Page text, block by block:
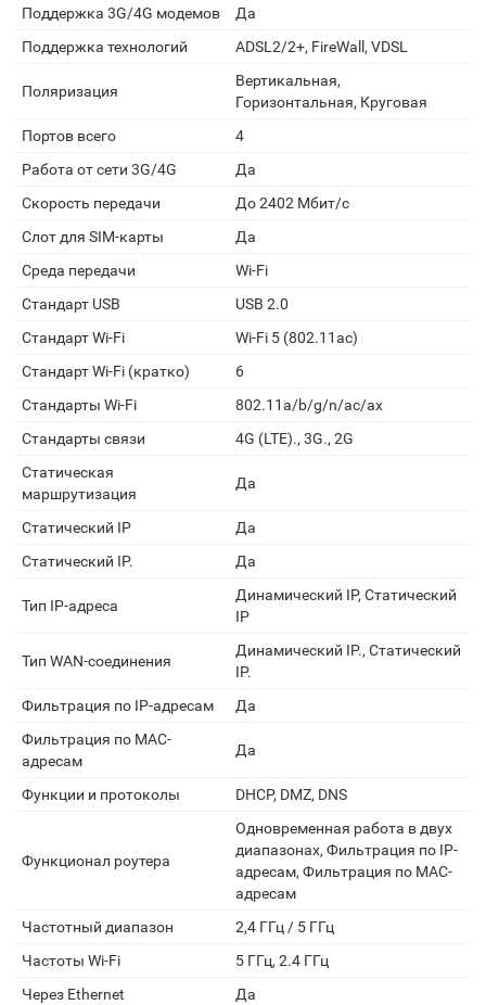
Поддержка 3G/4G модемов
Да
Поддержка технологий
ADSL2/2+, FireWall, VDSL
Поляризация
Вертикальная,
Горизонтальная, Круговая
Портов всего
4
Работа от сети 3G/4G
Да
Скорость передачи
До 2402 Мбит/с
Слот для SIM-карты
Да
Среда передачи
Wi-Fi
Стандарт USB
USB 2.0
Стандарт Wi-Fi
Wi-Fi 5 (802.11ac)
Стандарт Wi-Fi (кратко)
6
Стандарты Wi-Fi
802.11a/b/g/n/ac/ax
Стандарты связи
4G (LTE)., 3G., 2G
Статическая
маршрутизация
Да
Статический IP
Да
Статический IP.
Да
Тип IP-адреса
Динамический IP, Статический
IP
Тип WAN-соединения
Динамический IP., Статический
IP.
Фильтрация по IP-адресам
Да
Фильтрация по MAC-
адресам
Да
Функции и протоколы DHCP, DMZ, DNS
Функционал роутера
Одновременная работа в двух
диапазонах, Фильтрация по IP-
адресам, Фильтрация по MAC-
адресам
Частотный диапазон
2,4 ГГц / 5 ГГц
Частоты Wi-Fi
5 ГГц, 2.4 ГГц
Через Ethernet
Да